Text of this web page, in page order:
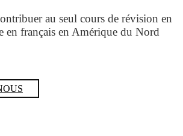
au seul cours de révision en
en français en Amérique du Nord